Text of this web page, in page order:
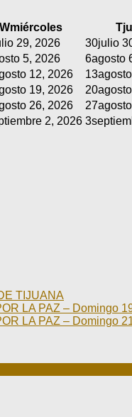
Wmiércoles T
29, 2026 30julio
5, 2026 6agosto
12, 2026 13
19, 2026 20
26, 2026 27
2, 2026 3
TIJUANA
LA PAZ – Domingo
LA PAZ – Domingo